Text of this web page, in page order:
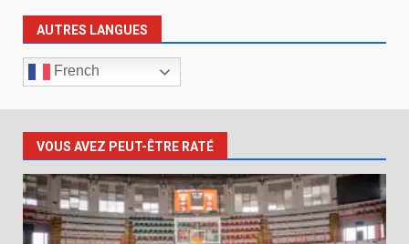
AUTRES LANGUES
French
VOUS AVEZ PEUT-ÊTRE RATÉ